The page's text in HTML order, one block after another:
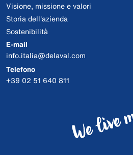
Visione, missione e valori
Storia dell'azienda
Sostenibilità
E-mail
info.italia@delaval.com
Telefono
+39 02 51 640 811